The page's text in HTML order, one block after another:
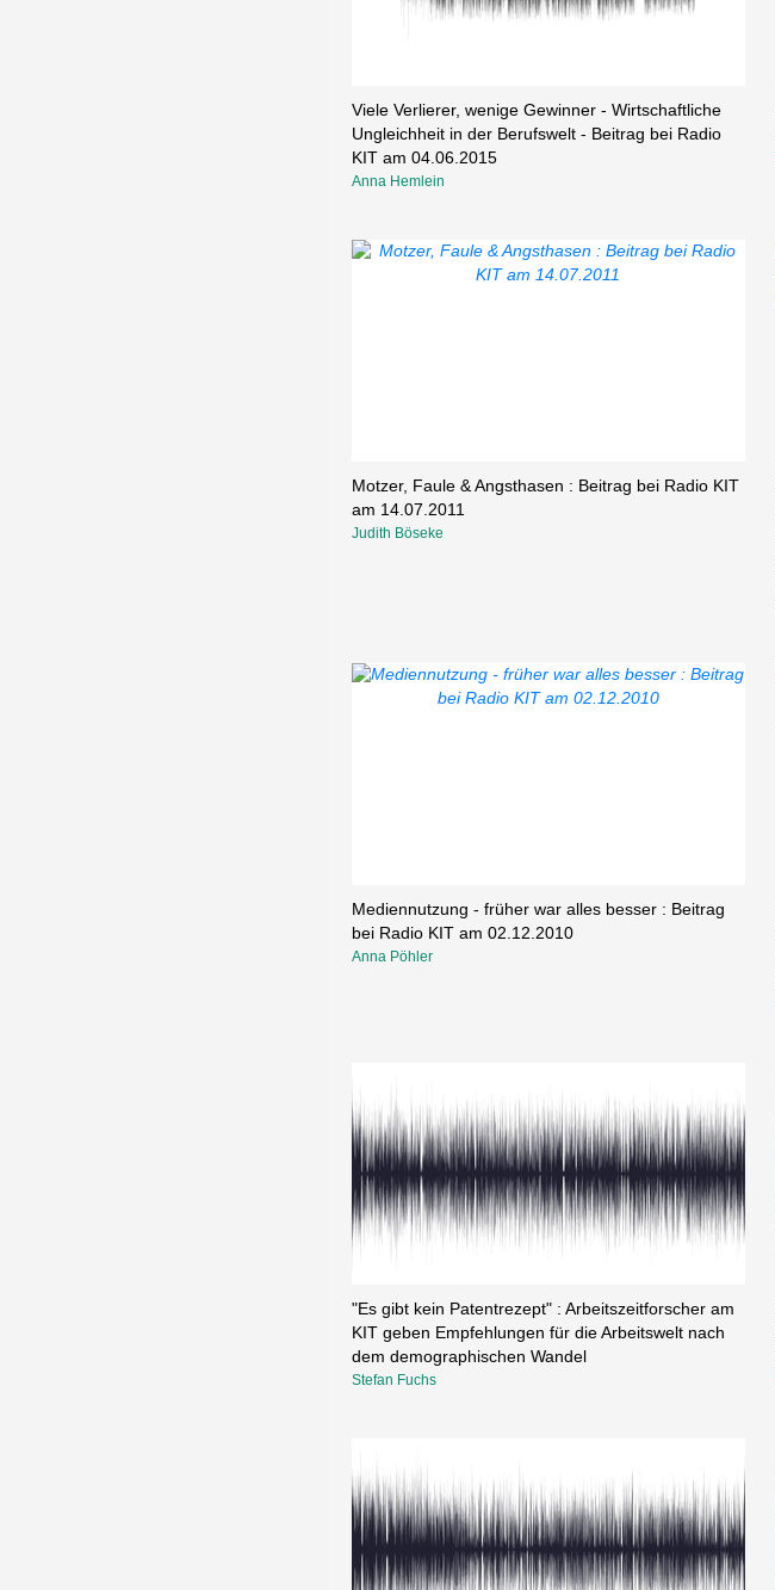
Viele Verlierer, wenige Gewinner - Wirtschaftliche
Ungleichheit in der Berufswelt - Beitrag bei Radio
KIT am 04.06.2015
Anna Hemlein
Motzer, Faule & Angsthasen : Beitrag bei Radio KIT
am 14.07.2011
Judith Böseke
Mediennutzung - früher war alles besser : Beitrag
bei Radio KIT am 02.12.2010
Anna Pöhler
"Es gibt kein Patentrezept" : Arbeitszeitforscher am
KIT geben Empfehlungen für die Arbeitswelt nach
dem demographischen Wandel
Stefan Fuchs